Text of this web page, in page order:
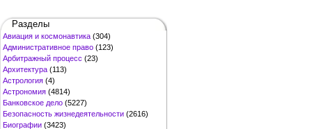
Разделы
Авиация и космонавтика (304)
Административное право (123)
Арбитражный процесс (23)
Архитектура (113)
Астрология (4)
Астрономия (4814)
Банковское дело (5227)
Безопасность жизнедеятельности (2616)
Биографии (3423)